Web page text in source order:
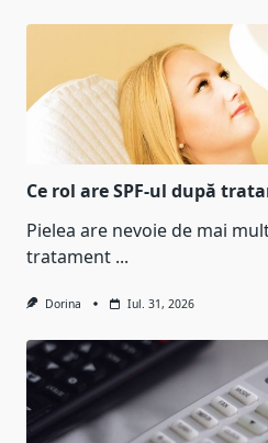
Ce rol are SPF-ul după
Pielea are nevoie de mai
tratament ...
Dorina Iul. 31, 2026